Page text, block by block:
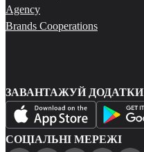
Agency
Brands Cooperations
ЗАВАНТАЖУЙ ДОДАТКИ
СОЦІАЛЬНІ МЕРЕЖІ